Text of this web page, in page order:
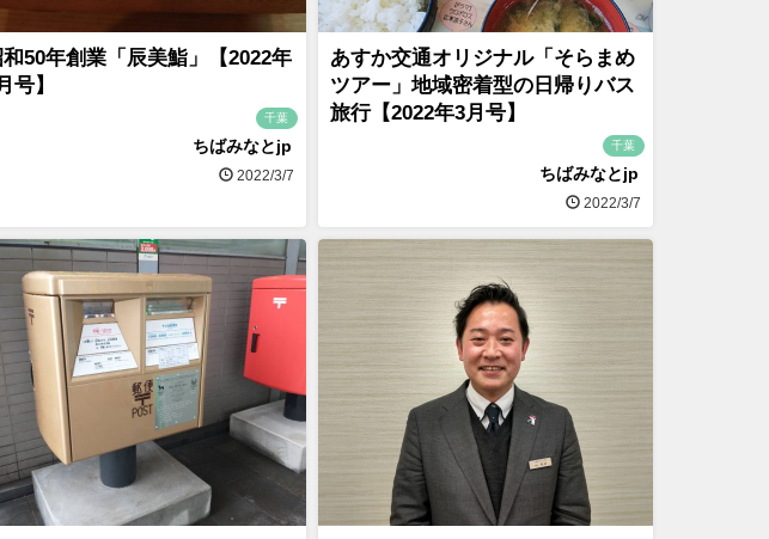
和50年創業「辰美鮨」【2022年
号】
千葉
ちばみなとjp
2022/3/7
あすか交通オリジナル「そらまめ
ツアー」地域密着型の日帰りバス
旅行【2022年3月号】
千葉
ちばみなとjp
2022/3/7